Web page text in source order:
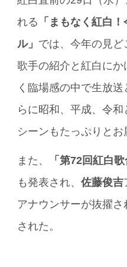
れる 「まもなく紅白
ル」 では、今年の見
歌手の紹介と紅白に
く臨場感の中で生放
らに昭和、平成、令
シーンもたっぷりとお
また、 「第72回紅白
も発表され、佐藤俊吉
アナウンサーが抜擢
された。